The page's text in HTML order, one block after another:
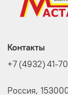
Контакты
+7 (4932) 41-
Россия,